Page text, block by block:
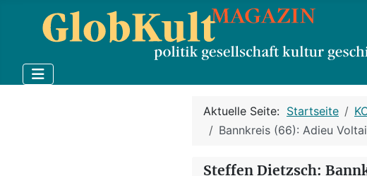
Aktuelle Seite: Startseite
Bannkreis (66): Adieu
Steffen Dietzsch: